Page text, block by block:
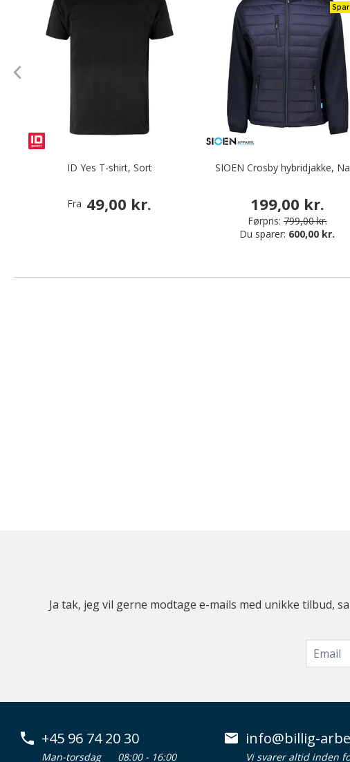
ID Yes T-shirt, Sort
Fra 49,00 kr.
SIOEN Crosby hybridjakke,
199,00 kr.
Førpris: 799,00 kr.
Du sparer: 600,00 kr.
Ja tak, jeg vil gerne modtage e-mails med unikke
+45 96 74 20 30
Man-torsdag 08:00 - 16:00
info@billig-
Vi svarer altid inden